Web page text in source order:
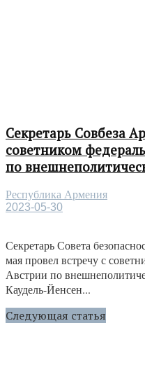
Секретарь Совбеза
советником
по
Республика Армения
2023-05-30
Секретарь Совета
мая провел встречу с
Австрии по
Каудель-Йенсен...
Следующая статья